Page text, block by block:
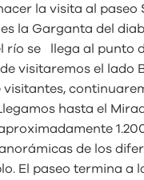
la visita al paseo
la Garganta del
río se llega al punto
visitaremos el lado
hasta el
de los
El paseo termina a